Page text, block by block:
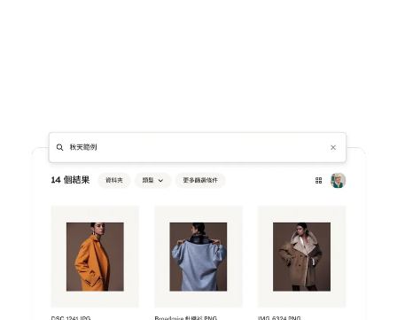
免費試用 Dropbox